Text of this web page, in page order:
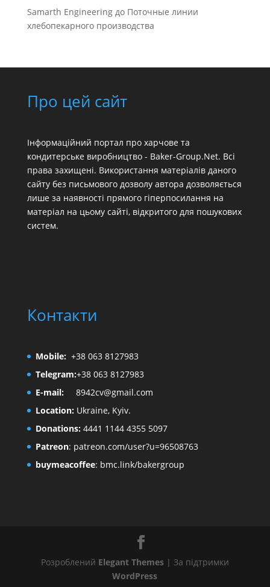
Samarth Engineeringдо Поточные линии
хлебопекарного производства
Про цей сайт
Інформаційний портал про харчове та
кондитерське виробництво - Baker-Group.Net. Всі
права захищені. Використання матеріалів даного
сайту без письмового дозволу автора дозволяється
лише за наявності прямого гіперпосилання на
матеріал на цьому сайті, відкритого для пошукових
систем.
Контакти
Mobile: +38 063 8127983
Telegram:+38 063 8127983
E-mail:
8942cv@gmail.com
Location:Ukraine, Kyiv.
Donations:4441 1144 4355 5097
Patreon: patreon.com/user?u=96508763
buymeacoffee: bmc.link/bakergroup
Розроблений Elegant Themes| За підтримки
WordPress